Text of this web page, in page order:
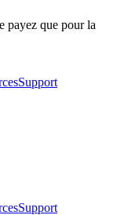
payez que pour la
Support
Support